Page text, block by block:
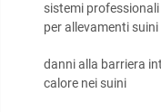
sistemi
per allevamenti
danni alla barriera
calore nei suini